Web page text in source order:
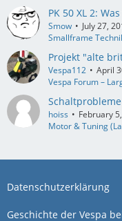
PK 50 XL 2:
Smow
July 27,
Smallframe
Projekt "alte
Vespa112
April
Vespa Forum –
hoiss
February
Motor & Tuning
Datenschutzerklärung
Geschichte der Vespa